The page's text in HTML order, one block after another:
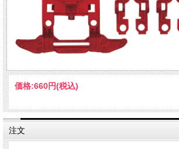
価格:660円(税込)
注文